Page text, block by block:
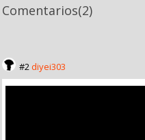
Comentarios(2)
#2diyei303